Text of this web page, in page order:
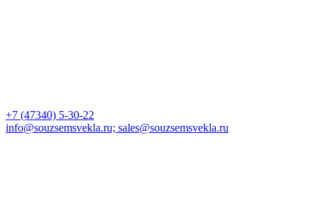
+7 (47340) 5-30-22
info@souzsemsvekla.ru; sales@souzsemsvekla.ru